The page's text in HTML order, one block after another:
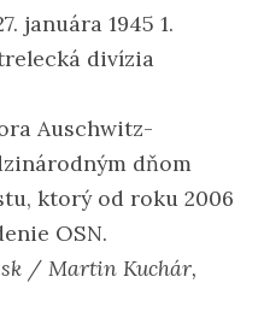
januára 1945 1.
divízia
Auschwitz-
dňom
ktorý od roku 2006
OSN.
/ Martin Kuchár,